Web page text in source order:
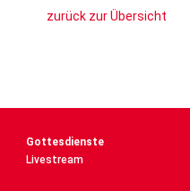
zurück zur Übersicht
Gottesdienste
Livestream